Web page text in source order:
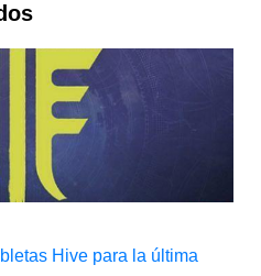
Hive para la última